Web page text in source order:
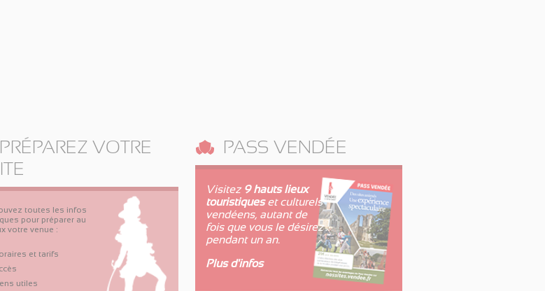
PRÉPAREZ VOTRE
toutes les infos
pour préparer au
votre venue :
et tarifs
utiles
PASS VENDÉE
Visitez 9 hauts lieux
touristiqueset culturels
vendéens, autant de
fois que vous le désirez
pendant un an.
Plus d'infos